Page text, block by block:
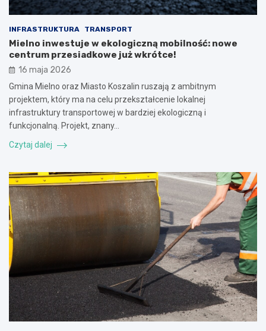
INFRASTRUKTURA TRANSPORT
Mielno inwestuje w ekologiczną mobilność: nowe
centrum przesiadkowe już wkrótce!
16 maja 2026
Gmina Mielno oraz Miasto Koszalin ruszają z ambitnym
projektem, który ma na celu przekształcenie lokalnej
infrastruktury transportowej w bardziej ekologiczną i
funkcjonalną. Projekt, znany…
Czytaj dalej